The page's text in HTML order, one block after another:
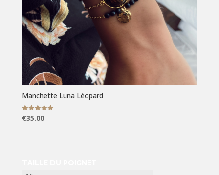
Manchette Luna Léopard
Note
4.86
€35.00